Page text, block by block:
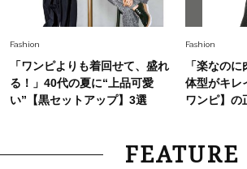
Fashion
「ワンピよりも着回せて、盛れ
る！」40代の夏に“上品可愛
い”【黒セットアップ】3選
Fashion
「楽なの
体型がキレ
ワンピ】の
FEATURE